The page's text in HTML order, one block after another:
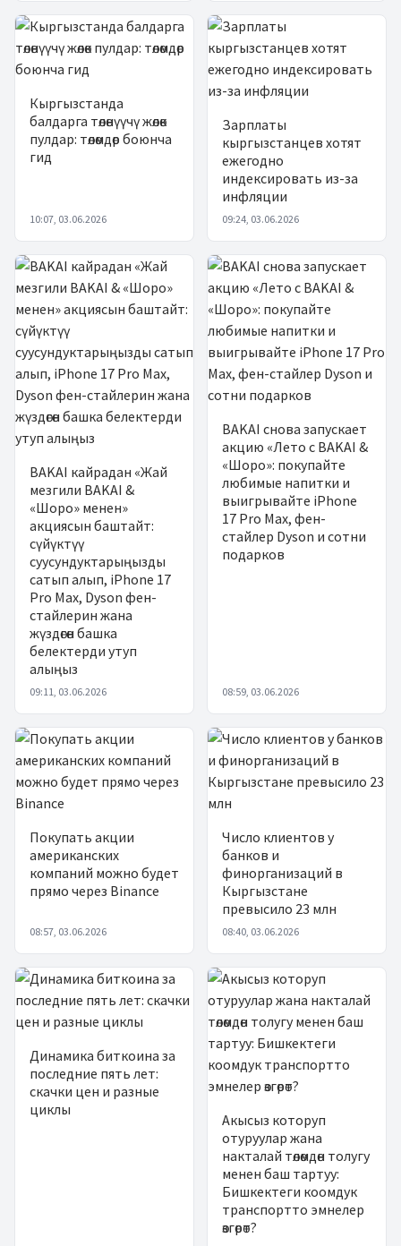
Кыргызстанда
балдарга төлөнүүчү жөлөк
пулдар: төлөмдөр боюнча
гид
10:07, 03.06.2026
Зарплаты
кыргызстанцев хотят
ежегодно
индексировать из-за
инфляции
09:24, 03.06.2026
BAKAI кайрадан «Жай
мезгили BAKAI &
«Шоро» менен»
акциясын баштайт:
сүйүктүү
суусундуктарыңызды
сатып алып, iPhone 17
Pro Max, Dyson фен-
стайлерин жана
жүздөгөн башка
белектерди утуп
алыңыз
09:11, 03.06.2026
BAKAI снова запускает
акцию «Лето с BAKAI &
«Шоро»: покупайте
любимые напитки и
выигрывайте iPhone
17 Pro Max, фен-
стайлер Dyson и сотни
подарков
08:59, 03.06.2026
Покупать акции
американских
компаний можно будет
прямо через Binance
08:57, 03.06.2026
Число клиентов у
банков и
финорганизаций в
Кыргызстане
превысило 23 млн
08:40, 03.06.2026
Динамика биткоина за
последние пять лет:
скачки цен и разные
циклы
Акысыз которуп
отуруулар жана
накталай төлөмдөн толугу
менен баш тартуу:
Бишкектеги коомдук
транспортто эмнелер
өзгөрөт?